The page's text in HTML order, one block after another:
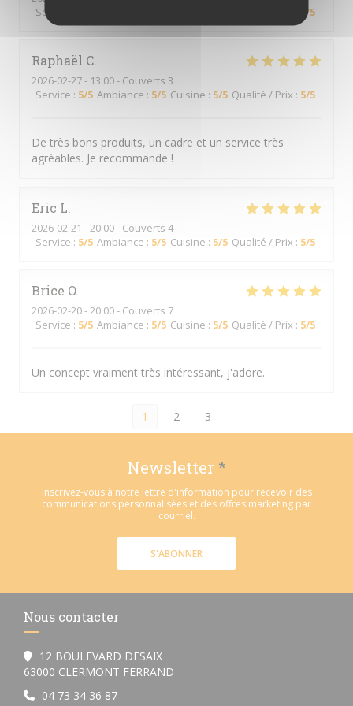
Service
/5
Raphaël C
2026-02-27- 13:00 - Couverts 3
Service : 5/5 Ambiance : 5/5 Cuisine : 5/5 Qualité / Prix : 5/5
De très bons produits, un cadre et un service très
agréables. Je recommande !
Eric L
2026-02-21 - 20:00 - Couverts 4
Service : 5/5 Ambiance : 5/5 Cuisine : 5/5 Qualité / Prix : 5/5
Brice O
2026-02-20- 20:00 - Couverts 7
Service : 5/5 Ambiance : 5/5 Cuisine : 5/5 Qualité / Prix : 5/5
Un concept vraiment très intéressant, j'adore.
1 2 3
Newsletter *
Inscrivez-vous à notre lettre d'information pour recevoir des
communications personnalisées et des offres marketing par
courriel.
S'ABONNER
Nous contacter
12 BOULEVARD DESAIX
63000 CLERMONT FERRAND
04 73 34 36 87